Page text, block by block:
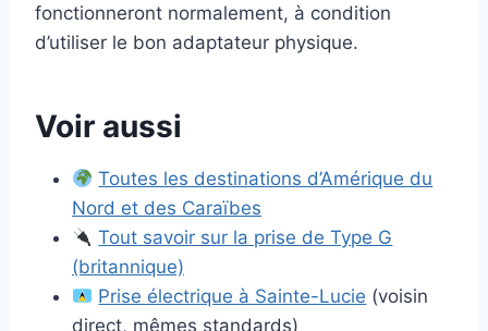
fonctionneront normalement, à condition
d’utiliser le bon adaptateur physique.
Voir aussi
Toutes les destinations d’Amérique du
Nord et des Caraïbes
Tout savoir sur la prise de Type G
(britannique)
Prise électrique à Sainte-Lucie (voisin
direct, mêmes standards)